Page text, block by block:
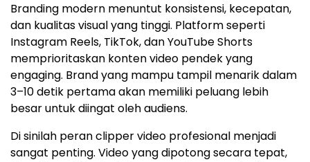
Branding modern menuntut konsistensi, kecepatan,
dan kualitas visual yang tinggi. Platform seperti
Instagram Reels, TikTok, dan YouTube Shorts
memprioritaskan konten video pendek yang
engaging. Brand yang mampu tampil menarik dalam
3–10 detik pertama akan memiliki peluang lebih
besar untuk diingat oleh audiens.
Di sinilah peran clipper video profesional menjadi
sangat penting. Video yang dipotong secara tepat,